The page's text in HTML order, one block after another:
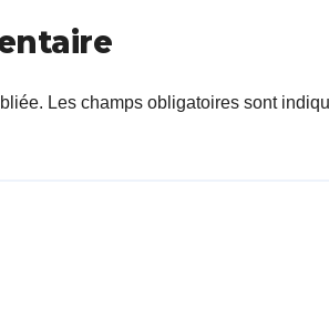
Les champs obligatoires sont